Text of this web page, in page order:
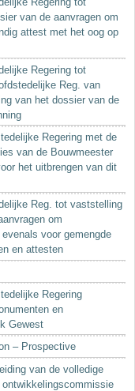
van de aanvragen om
attest met het oog op
Regering tot
Reg. van
van het dossier van de
Regering met de
van de Bouwmeester
het uitbrengen van dit
Reg. tot vaststelling
om
voor gemengde
en attesten
Regering
en
Gewest
– Prospective
van de volledige